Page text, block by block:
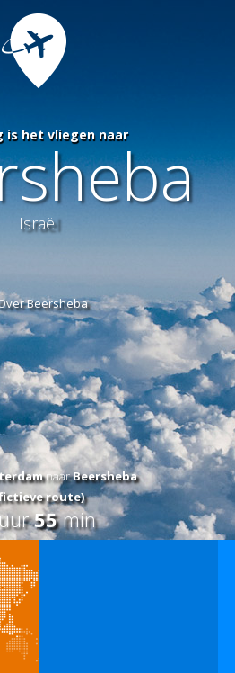
is het vliegen naar
Israël
Beersheba
naarBeersheba
route)
55min